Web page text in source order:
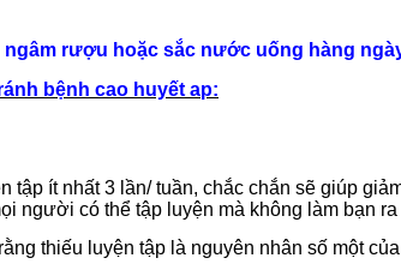
rượu hoặc sắc nước uống hàng
bệnh cao huyết ap:
tập ít nhất 3 lần/ tuần, chắc chắn sẽ giúp
người có thể tập luyện mà không làm bạn
thiếu luyện tập là nguyên nhân số một